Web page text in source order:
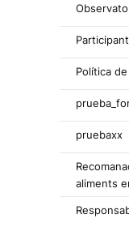
Política
pruebaxx
aliments